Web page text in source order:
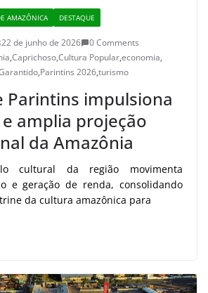
AMAZÔNICA DESTAQUE
22 de junho de 2026
0 Comments
,Caprichoso,Cultura Popular,economia,
,Parintins 2026,turismo
Parintins impulsiona
amplia projeção
da Amazônia
cultural da região movimenta
e geração de renda, consolidando
da cultura amazônica para